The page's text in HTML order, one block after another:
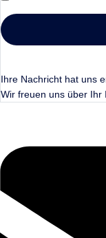
Ihre Nachricht hat uns
Wir freuen uns über Ihr